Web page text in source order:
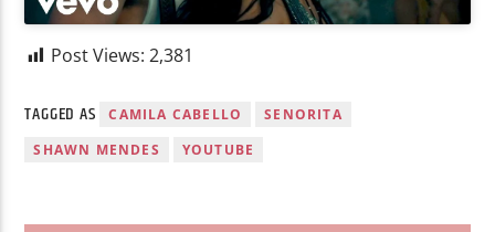
Post Views: 2,381
TAGGED AS CAMILA CABELLO
SENORITA
SHAWN MENDES
YOUTUBE